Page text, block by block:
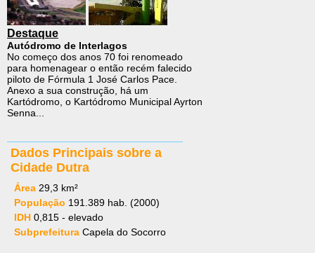
Destaque
Autódromo de Interlagos
No começo dos anos 70 foi renomeado
para homenagear o então recém falecido
piloto de Fórmula 1 José Carlos Pace.
Anexo a sua construção, há um
Kartódromo, o Kartódromo Municipal Ayrton
Senna...
Dados Principais sobre a
Cidade Dutra
Área 29,3 km²
População 191.389 hab. (2000)
IDH 0,815 - elevado
Subprefeitura Capela do Socorro